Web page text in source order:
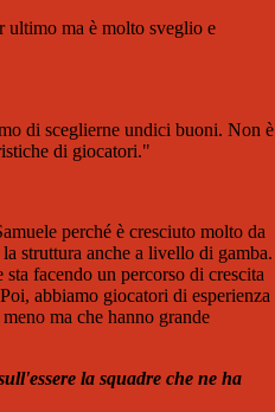
ultimo ma è molto sveglio e
di sceglierne undici buoni. Non è
di giocatori."
perché è cresciuto molto da
struttura anche a livello di gamba.
facendo un percorso di crescita
abbiamo giocatori di esperienza
ma che hanno grande
la squadre che ne ha